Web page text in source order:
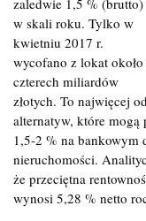
zaledwie 1,5 % (brutto)
w skali roku. Tylko w
kwietniu 2017 r.
wycofano z lokat około
czterech miliardów
złotych. To najwięcej
alternatyw, które
1,5-2 % na bankowym
nieruchomości.
że przeciętna
wynosi 5,28 % netto